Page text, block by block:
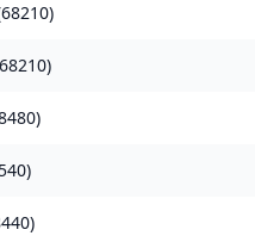
68210)
68210)
)
)
)